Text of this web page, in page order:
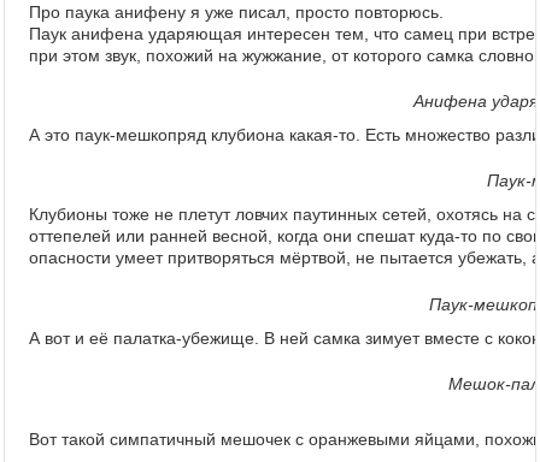
Про паука анифену я уже писал, просто повторюсь.
Паук анифена ударяющая интересен тем, что самец при
при этом звук, похожий на жужжание, от которого самка
Анифена
А это паук-мешкопряд клубиона какая-то. Есть множество
Паук-
Клубионы тоже не плетут ловчих паутинных сетей, охотясь
оттепелей или ранней весной, когда они спешат куда-то по
опасности умеет притворяться мёртвой, не пытается убежать,
Паук-
А вот и её палатка-убежище. В ней самка зимует вместе с
Мешок-
Вот такой симпатичный мешочек с оранжевыми яйцами,